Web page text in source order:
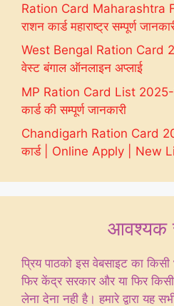
Ration Card Maharashtra
राशन कार्ड महाराष्ट्र सम्पूर्ण
West Bengal Ration Card
वेस्ट बंगाल ऑनलाइन अप्लाई
MP Ration Card List 2025-
कार्ड की सम्पूर्ण जानकारी
Chandigarh Ration Card
कार्ड | Online Apply | New
आवश्यक
प्रिय पाठको इस वेबसाइट का
फिर केंद्र सरकार और या फिर
लेना देना नही है। हमारे द्वारा यह